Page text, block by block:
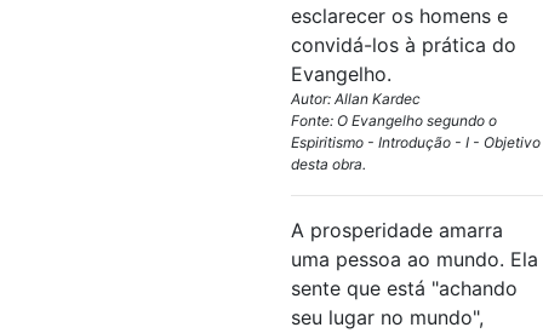
esclarecer os homens e
convidá-los à prática do
Evangelho.
Autor: Allan Kardec
Fonte: O Evangelho segundo o
Espiritismo - Introdução - I - Objetivo
desta obra.
A prosperidade amarra
uma pessoa ao mundo. Ela
sente que está "achando
seu lugar no mundo",